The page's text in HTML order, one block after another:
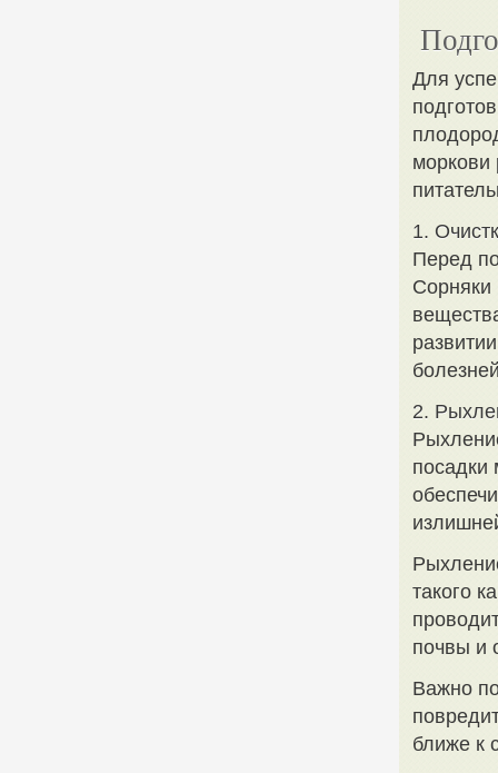
Для
моркови
1.
Перед
Сорняки
2.
посадки
такого
почвы и
Важно
ближе к